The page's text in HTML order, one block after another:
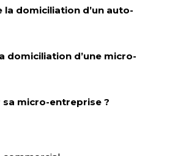
la domiciliation d’un auto-
domiciliation d’une micro-
sa micro-entreprise ?